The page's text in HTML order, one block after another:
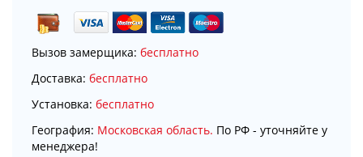
Вызов замерщика: бесплатно
Доставка: бесплатно
Установка: бесплатно
География: Московская область. По РФ - уточняйте у
менеджера!